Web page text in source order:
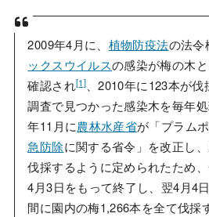
2009年4月に、 植物防疫法の法令
ックスウイルスの感染が梅の木
確認され[1]、2010年に123本が
調査で見つかった感染木を毎年
年11月に農林水産省が「プラム
急防除に関する省令」を改正し
伐採するように定められたため
4月3日をもって終了し、翌4月4
間に園内の梅1,266本を全て伐採